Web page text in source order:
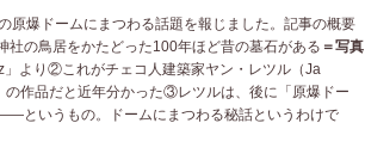
爆ドームにまつわる話題を報じました。記事の概要
の鳥居をかたどった100年ほど昔の墓石がある ＝写真
より②これがチェコ人建築家ヤン・レツル（Ja
作品だと近年分かった③レツルは、後に「原爆ドー
というもの。ドームにまつわる秘話というわけで